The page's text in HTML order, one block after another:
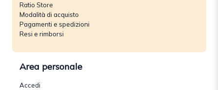
Ratio Store
Modalità di acquisto
Pagamenti e spedizioni
Resi e rimborsi
Area personale
Accedi